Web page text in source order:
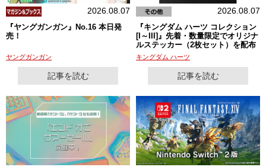
2026.08.07
『ヤングガンガン』No.16 本日発
売！
ヤングガンガン
記事を読む
2026.08.07
『キングダム ハーツ コレクション
[I～III]』先着・数量限定でオリジナ
ルステッカー（2枚セット）を配布
キングダム ハーツ
記事を読む